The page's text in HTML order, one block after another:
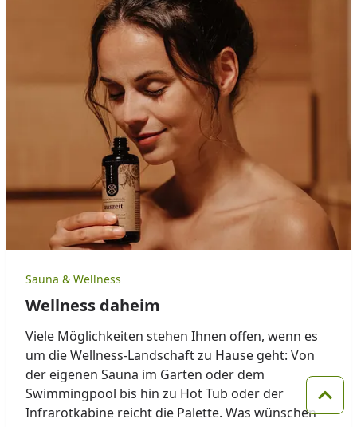
Sauna & Wellness
Wellness daheim
Viele Möglichkeiten stehen Ihnen offen, wenn es
um die Wellness-Landschaft zu Hause geht: Von
der eigenen Sauna im Garten oder dem
Swimmingpool bis hin zu Hot Tub oder der
Infrarotkabine reicht die Palette. Was wünschen